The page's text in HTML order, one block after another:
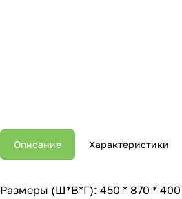
Описание Характеристики
Размеры (Ш*В*Г): 450 * 870 *